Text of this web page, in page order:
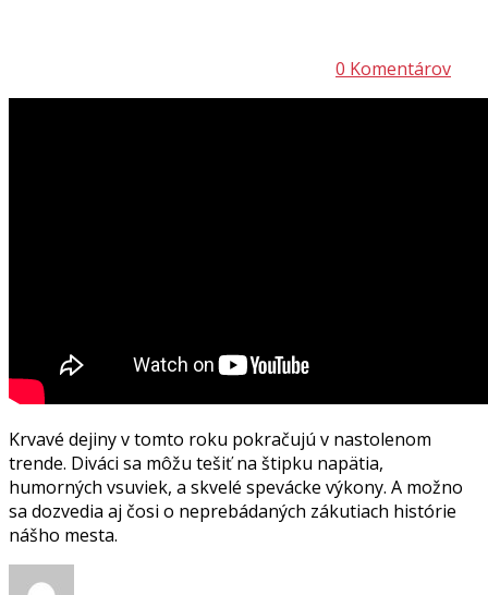
0 Komentárov
Krvavé dejiny v tomto roku pokračujú v nastolenom
trende. Diváci sa môžu tešiť na štipku napätia,
humorných vsuviek, a skvelé spevácke výkony. A možno
sa dozvedia aj čosi o neprebádaných zákutiach histórie
nášho mesta.